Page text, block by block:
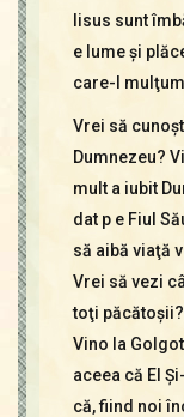
Iisus sunt
e lume şi
care-I
Vrei să
Dumnezeu?
mult a iubit
dat p e Fiul
să aibă viaţă
Vrei să vezi
toţi păcătoşii?
Vino la
aceea că El
că, fiind noi